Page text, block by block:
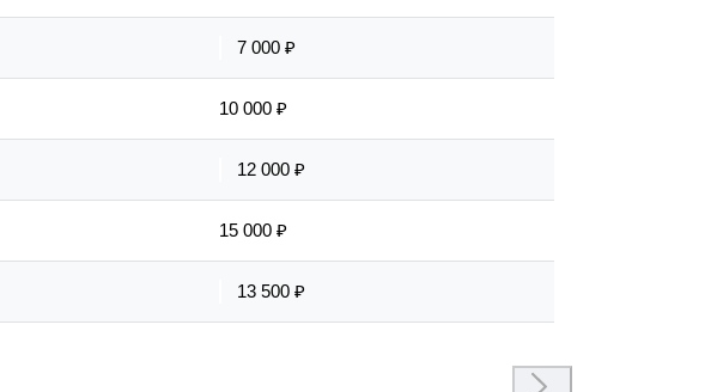
7 000 ₽
10 000 ₽
12 000 ₽
15 000 ₽
13 500 ₽